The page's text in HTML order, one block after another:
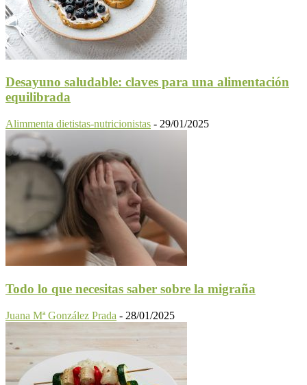
Desayuno saludable: claves para una alimentación
equilibrada
Alimmenta dietistas-nutricionistas - 29/01/2025
Todo lo que necesitas saber sobre la migraña
Juana Mª González Prada - 28/01/2025